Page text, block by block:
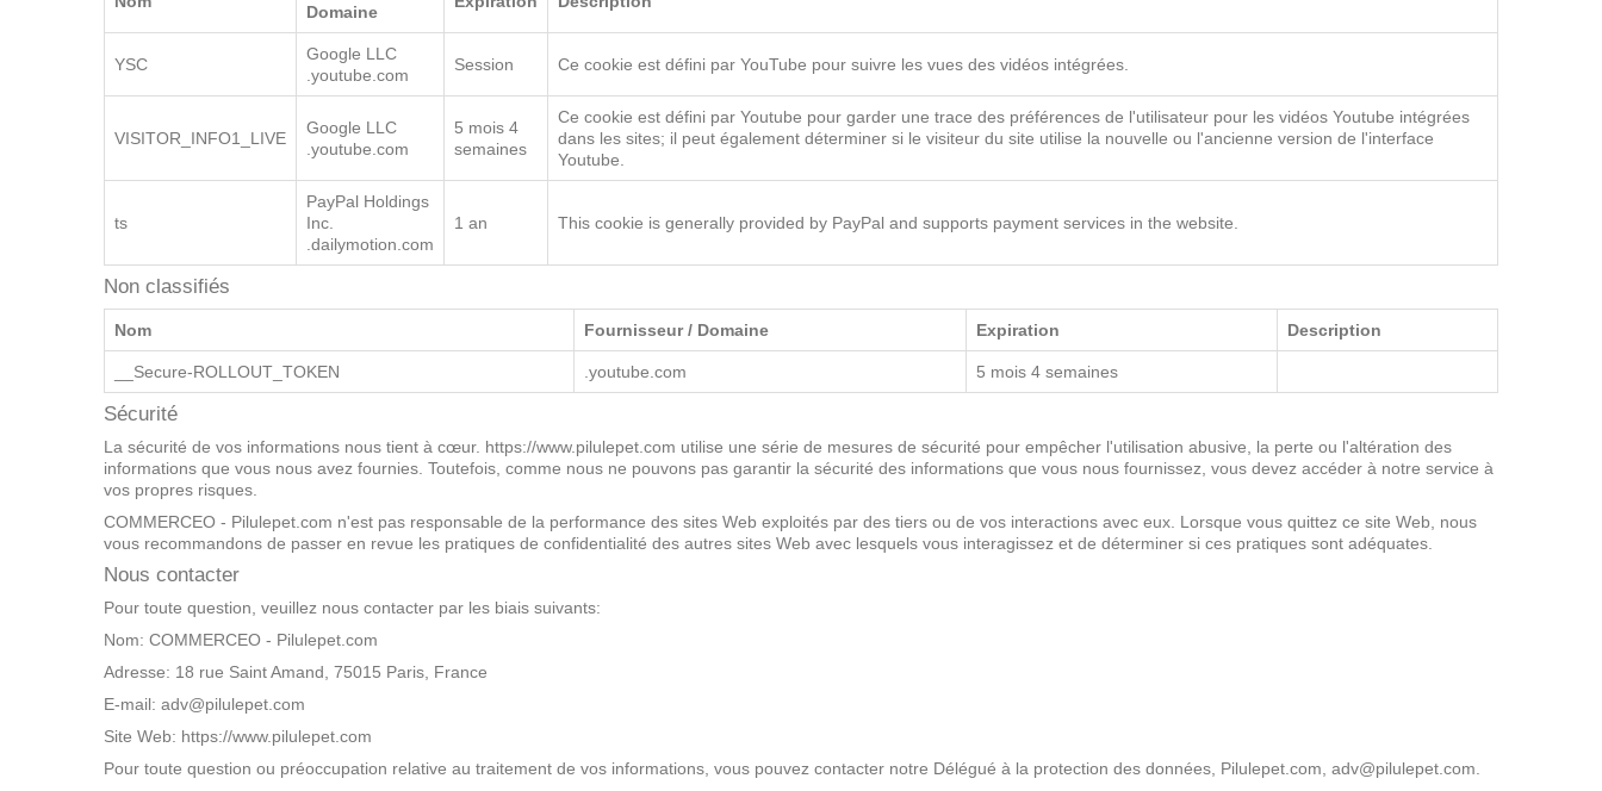
Ciblage
Nom
Fournisseur /
Domaine
Expiration Description
YSC
Google LLC
.youtube.com
Session Ce cookie est défini par YouTube pour suivre les vues des vidéos intégrées.
Google LLC
.youtube.com
semaines
Ce cookie est défini par Youtube pour garder une trace des préférences de l'utilisateur pour les vidéos Youtube intégrées
Youtube.
ts
PayPal Holdings
.dailymotion.com
Non classifiés
Nom Fournisseur / Domaine Expiration Description
__Secure-ROLLOUT_TOKEN .youtube.com 5 mois 4 semaines
Sécurité
La sécurité de vos informations nous tient à cœur. https://www.pilulepet.com utilise une série de mesures de sécurité pour empêcher l'utilisation abusive, la perte ou l'altération des
informations que vous nous avez fournies. Toutefois, comme nous ne pouvons pas garantir la sécurité des informations que vous nous fournissez, vous devez accéder à notre service à
vos propres risques.
COMMERCEO - Pilulepet.com n'est pas responsable de la performance des sites Web exploités par des tiers ou de vos interactions avec eux. Lorsque vous quittez ce site Web, nous
vous recommandons de passer en revue les pratiques de confidentialité des autres sites Web avec lesquels vous interagissez et de déterminer si ces pratiques sont adéquates.
Nous contacter
Pour toute question, veuillez nous contacter par les biais suivants:
Nom: COMMERCEO - Pilulepet.com
Adresse: 18 rue Saint Amand, 75015 Paris, France
E-mail: adv@pilulepet.com